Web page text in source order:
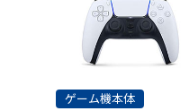
ゲーム機本体